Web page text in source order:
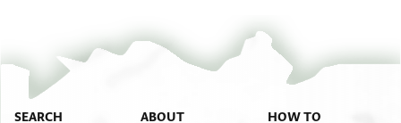
יוצל אלשיך אבו אלפכר בן אלשיך אבו אלמעאלי
יתרך קומאשה פי אלכיטיה מן אל . . ר . . . . .
SEARCH ABOUT HOW TO